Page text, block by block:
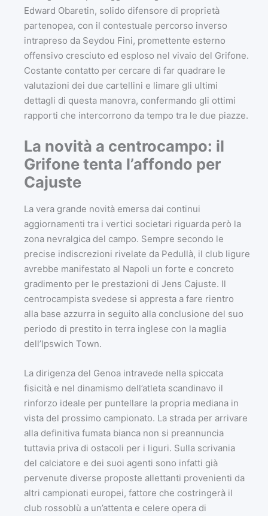
Edward Obaretin, solido difensore di proprietà
partenopea, con il contestuale percorso inverso
intrapreso da Seydou Fini, promettente esterno
offensivo cresciuto ed esploso nel vivaio del Grifone.
Costante contatto per cercare di far quadrare le
valutazioni dei due cartellini e limare gli ultimi
dettagli di questa manovra, confermando gli ottimi
rapporti che intercorrono da tempo tra le due piazze.
La novità a centrocampo: il
Grifone tenta l’affondo per
Cajuste
La vera grande novità emersa dai continui
aggiornamenti tra i vertici societari riguarda però la
zona nevralgica del campo. Sempre secondo le
precise indiscrezioni rivelate da Pedullà, il club ligure
avrebbe manifestato al Napoli un forte e concreto
gradimento per le prestazioni di Jens Cajuste. Il
centrocampista svedese si appresta a fare rientro
alla base azzurra in seguito alla conclusione del suo
periodo di prestito in terra inglese con la maglia
dell’Ipswich Town.
La dirigenza del Genoa intravede nella spiccata
fisicità e nel dinamismo dell’atleta scandinavo il
rinforzo ideale per puntellare la propria mediana in
vista del prossimo campionato. La strada per arrivare
alla definitiva fumata bianca non si preannuncia
tuttavia priva di ostacoli per i liguri. Sulla scrivania
del calciatore e dei suoi agenti sono infatti già
pervenute diverse proposte allettanti provenienti da
altri campionati europei, fattore che costringerà il
club rossoblù a un’attenta e celere opera di